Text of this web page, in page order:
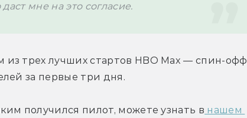
мне на это согласие.
трех лучших стартов HBO Max — спин-офф
за первые три дня.
получился пилот, можете узнать в нашем